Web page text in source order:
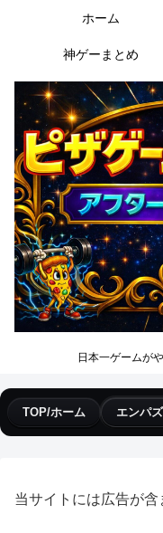
日本一ゲームが
ホーム
神ゲーまとめ
TOP/ホーム エンパ
当サイトには広告が含